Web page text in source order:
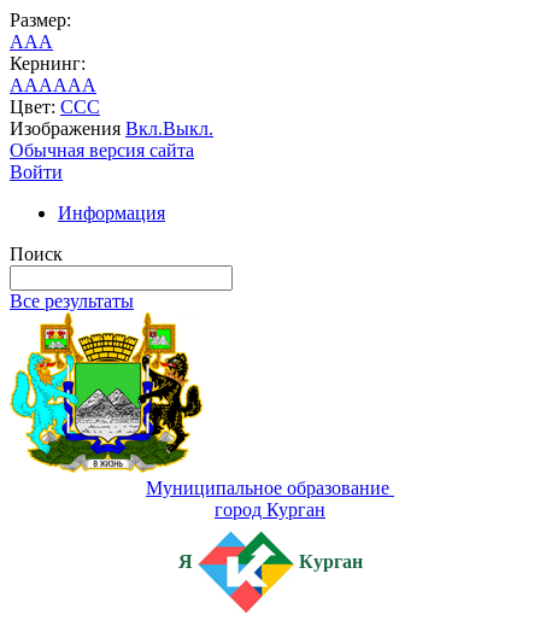
Размер:
AAA
Кернинг:
AAAAAA
Цвет: CCC
Изображения Вкл.Выкл.
Обычная версия сайта
Войти
Информация
Поиск
Все результаты
Муниципальное образование
город Курган
Я Курган